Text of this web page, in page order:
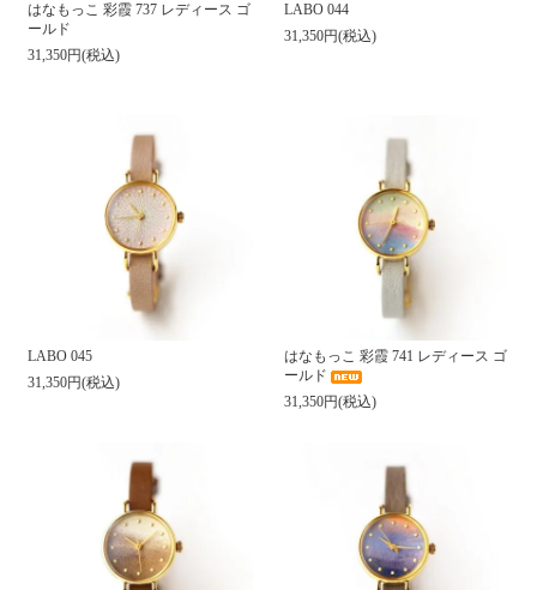
はなもっこ 彩霞 737 レディース ゴ
ールド
31,350円(税込)
LABO 044
31,350円(税込)
LABO 045
31,350円(税込)
はなもっこ 彩霞 741 レディース ゴ
ールド
31,350円(税込)